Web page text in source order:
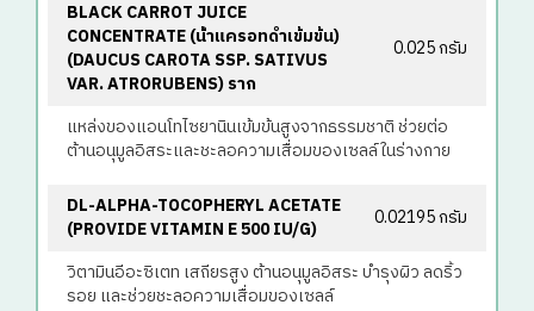
BLACK CARROT JUICE
CONCENTRATE (น้ําแครอทดําเข้มข้น)
(DAUCUS CAROTA SSP. SATIVUS
VAR. ATRORUBENS) ราก
0.025 กรัม
แหล่งของแอนโทไซยานินเข้มข้นสูงจากธรรมชาติ ช่วยต่อ
ต้านอนุมูลอิสระและชะลอความเสื่อมของเซลล์ในร่างกาย
DL-ALPHA-TOCOPHERYL ACETATE
(PROVIDE VITAMIN E 500 IU/G)
0.02195 กรัม
วิตามินอีอะซิเตท เสถียรสูง ต้านอนุมูลอิสระ บำรุงผิว ลดริ้ว
รอย และช่วยชะลอความเสื่อมของเซลล์